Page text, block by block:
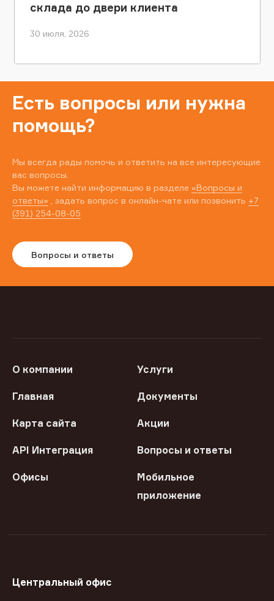
склада до двери клиента
30 июля, 2026
Есть вопросы или нужна
помощь?
Мы всегда рады помочь и ответить на все интересующие
вас вопросы.
Вы можете найти информацию в разделе «Вопросы и
ответы» , задать вопрос в онлайн-чате или позвонить +7
(391) 254-08-05
Вопросы и ответы
О компании Услуги
Главная Документы
Карта сайта Акции
API Интеграция Вопросы и ответы
Офисы
Мобильное
приложение
Центральный офис